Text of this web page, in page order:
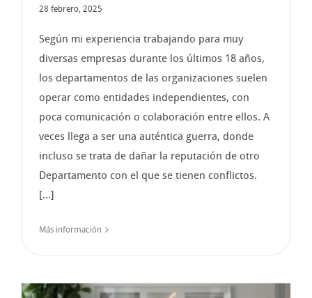
28 febrero, 2025
Según mi experiencia trabajando para muy
diversas empresas durante los últimos 18 años,
los departamentos de las organizaciones suelen
operar como entidades independientes, con
poca comunicación o colaboración entre ellos. A
veces llega a ser una auténtica guerra, donde
incluso se trata de dañar la reputación de otro
Departamento con el que se tienen conflictos.
[...]
Más información